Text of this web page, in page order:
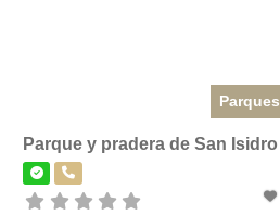
Parques
Parque y pradera de San Isidro